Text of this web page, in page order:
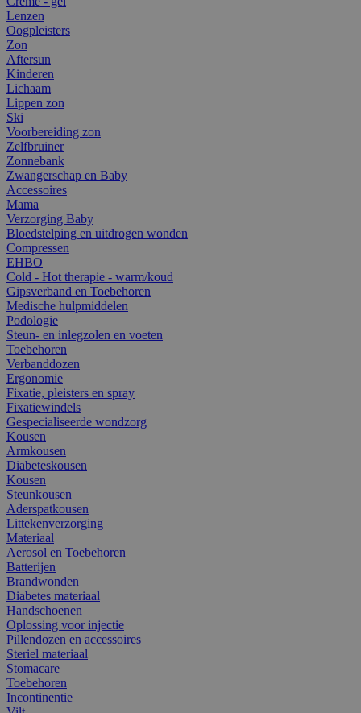
Lenzen
Oogpleisters
Zon
Aftersun
Kinderen
Lichaam
Lippen zon
Ski
Voorbereiding zon
Zelfbruiner
Zonnebank
Zwangerschap en Baby
Accessoires
Mama
Verzorging Baby
Bloedstelping en uitdrogen wonden
Compressen
EHBO
Cold - Hot therapie - warm/koud
Gipsverband en Toebehoren
Medische hulpmiddelen
Podologie
Steun- en inlegzolen en voeten
Toebehoren
Verbanddozen
Ergonomie
Fixatie, pleisters en spray
Fixatiewindels
Gespecialiseerde wondzorg
Kousen
Armkousen
Diabeteskousen
Kousen
Steunkousen
Aderspatkousen
Littekenverzorging
Materiaal
Aerosol en Toebehoren
Batterijen
Brandwonden
Diabetes materiaal
Handschoenen
Oplossing voor injectie
Pillendozen en accessoires
Steriel materiaal
Stomacare
Toebehoren
Incontinentie